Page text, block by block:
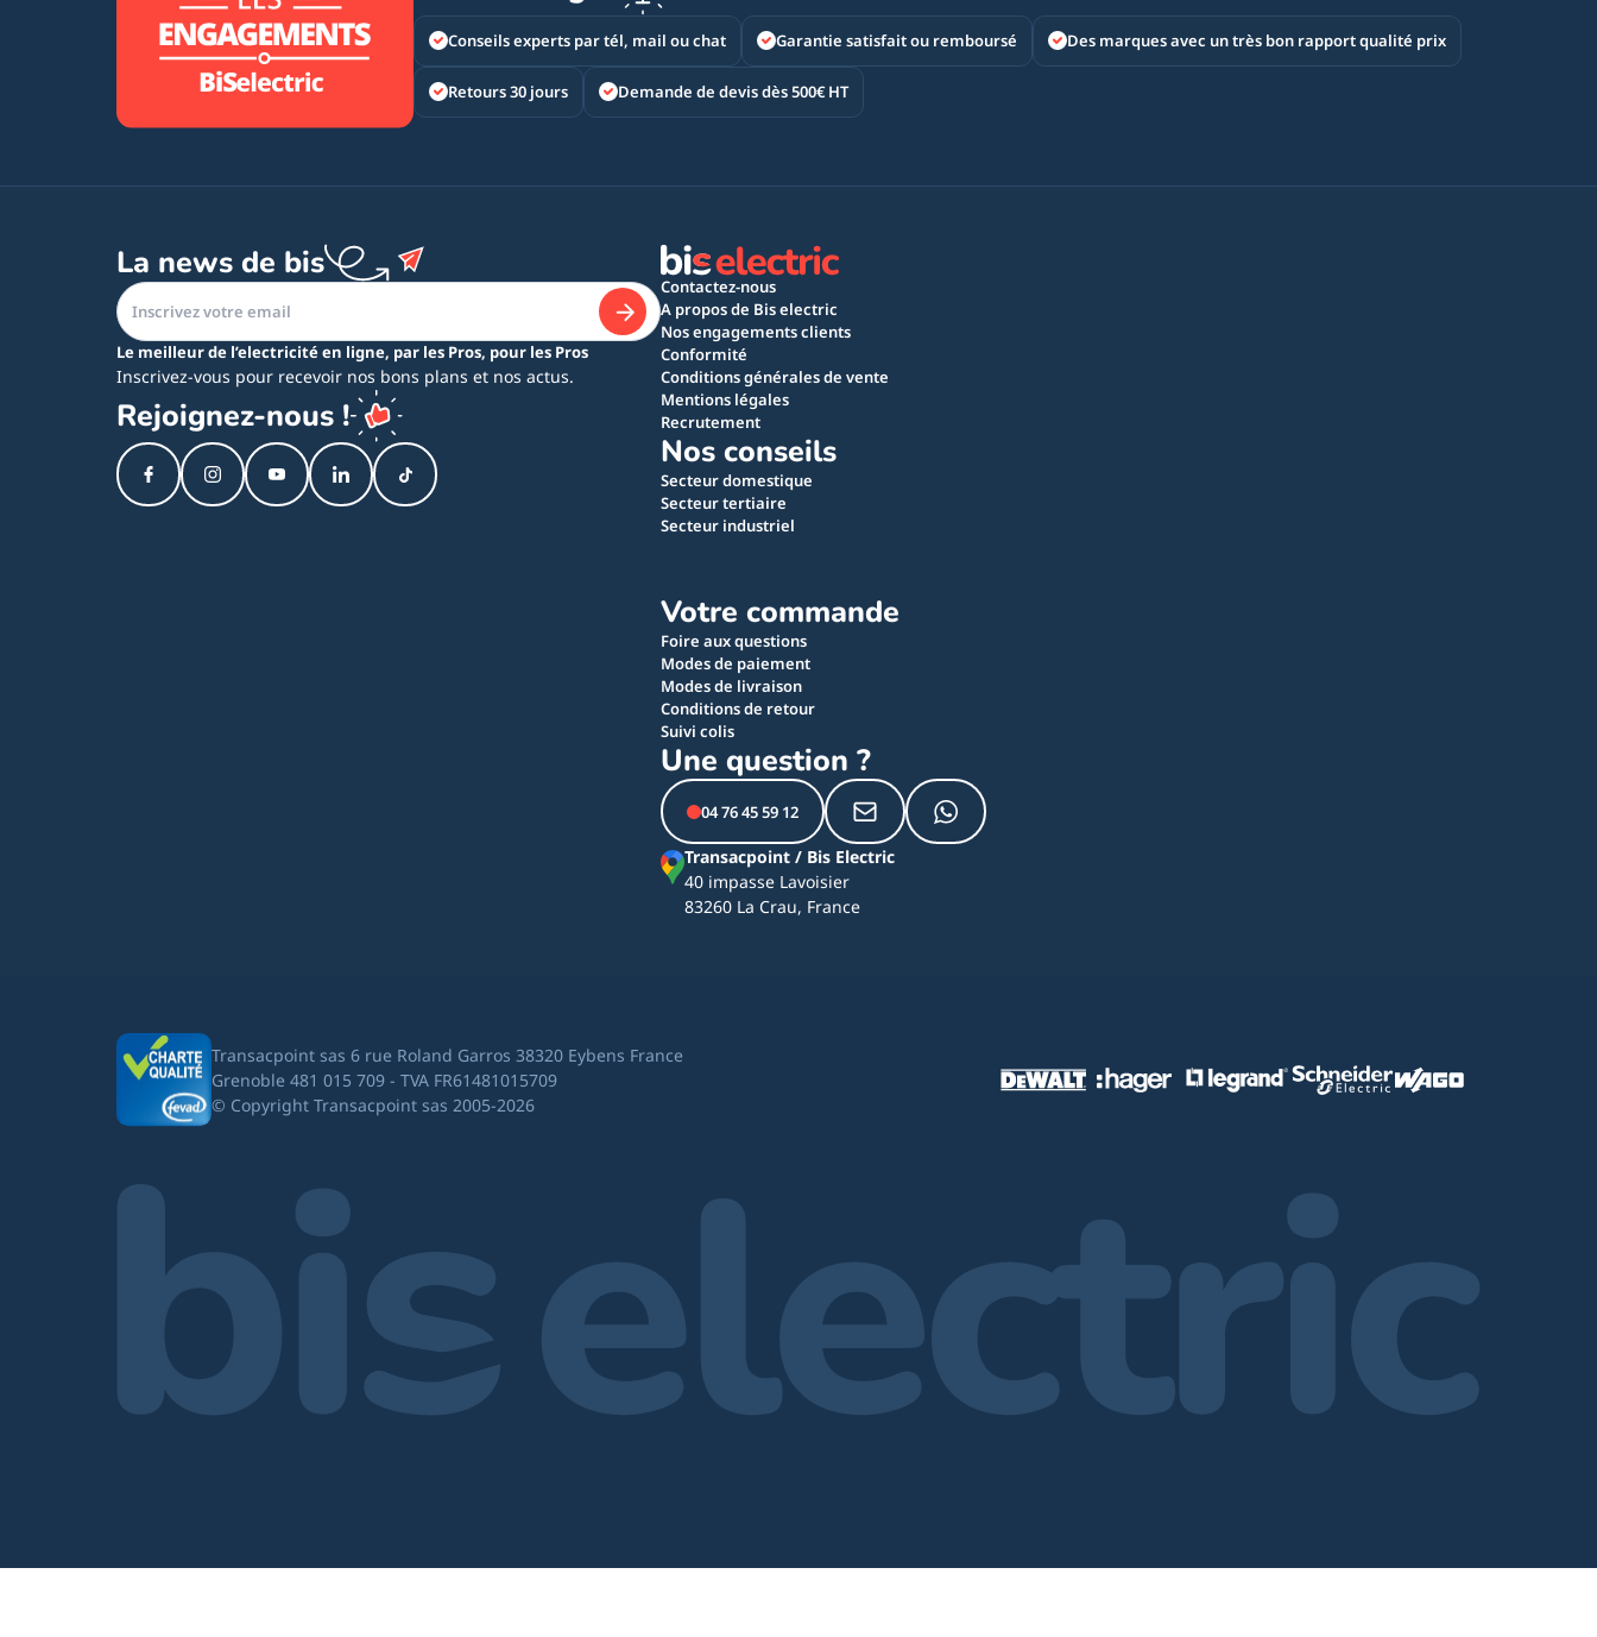
Conseils experts par tél, mail ou chat Garantie satisfait ou remboursé Des marques avec un très bon rapport qualité prix
Retours 30 jours Demande de devis dès 500€ HT
La news de bis
Le meilleur de l’electricité en ligne, par les Pros, pour les Pros
Inscrivez-vous pour recevoir nos bons plans et nos actus.
Rejoignez-nous !
Contactez-nous
A propos de Bis electric
Nos engagements clients
Conformité
Conditions générales de vente
Mentions légales
Recrutement
Nos conseils
Secteur domestique
Secteur tertiaire
Secteur industriel
Votre commande
Foire aux questions
Modes de paiement
Modes de livraison
Conditions de retour
Suivi colis
Une question ?
04 76 45 59 12
Transacpoint / Bis Electric
40 impasse Lavoisier
83260 La Crau, France
Transacpoint sas 6 rue Roland Garros 38320 Eybens France
Grenoble 481 015 709 - TVA FR61481015709
© Copyright Transacpoint sas 2005-2026